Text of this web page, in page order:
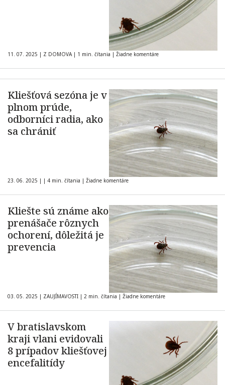
11. 07. 2025 | Z DOMOVA | 1 min. čítania | Žiadne komentáre
Kliešťová sezóna je v
plnom prúde,
odborníci radia, ako
sa chrániť
23. 06. 2025 | | 4 min. čítania | Žiadne komentáre
Kliešte sú známe ako
prenášače rôznych
ochorení, dôležitá je
prevencia
03. 05. 2025 | ZAUJÍMAVOSTI | 2 min. čítania | Žiadne komentáre
V bratislavskom
kraji vlani evidovali
8 prípadov kliešťovej
encefalitídy